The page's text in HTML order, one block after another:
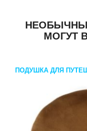
МОГУТ
ПОДУШКА ДЛЯ